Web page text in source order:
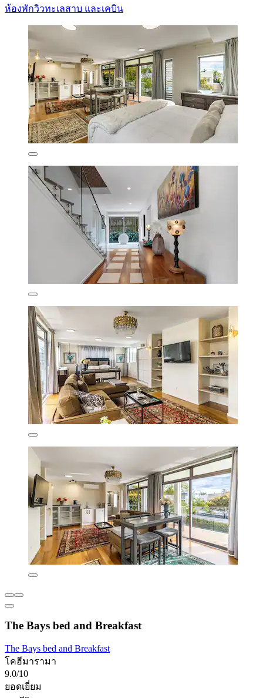
ห้องพักวิวทะเลสาบ และเคบิน
The Bays bed and Breakfast
The Bays bed and Breakfast
โคฮีมารามา
9.0/10
ยอดเยี่ยม